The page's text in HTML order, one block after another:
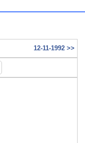
12-11-1992 >>